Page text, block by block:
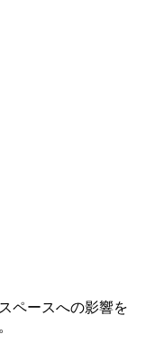
ペースへの影響を